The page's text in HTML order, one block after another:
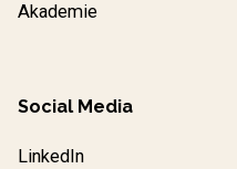
Akademie
Social Media
LinkedIn